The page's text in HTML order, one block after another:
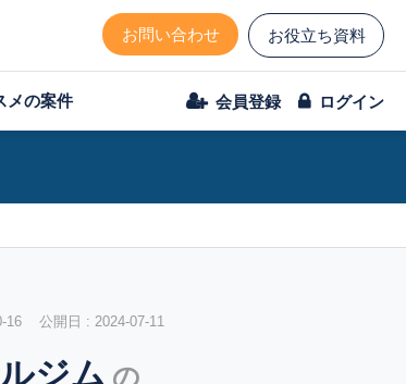
お問い合わせ お役立ち資料
メの案件 会員登録 ログイン
16 公開日 : 2024-07-11
ジム の